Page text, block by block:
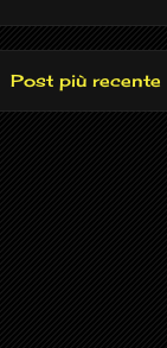
Post più recente